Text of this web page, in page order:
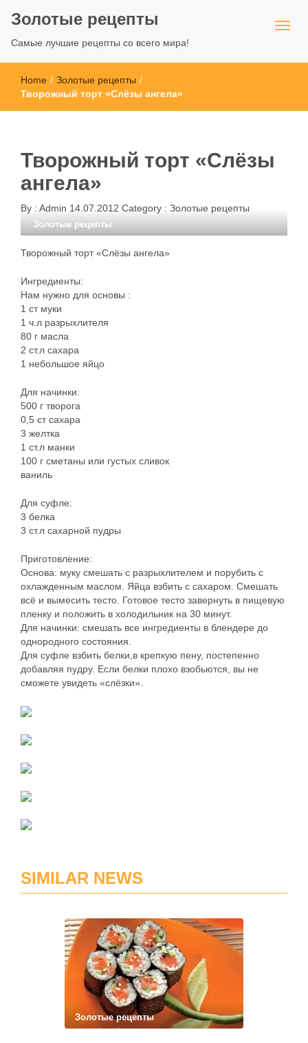
Золотые рецепты
Самые лучшие рецепты со всего мира!
Home / Золотые рецепты /
Творожный торт «Слёзы ангела»
Творожный торт «Слёзы
ангела»
By : Admin 14.07.2012 Category : Золотые рецепты
Золотые рецепты
Творожный торт «Слёзы ангела»
Ингредиенты:
Нам нужно для основы :
1 ст муки
1 ч.л разрыхлителя
80 г масла
2 ст.л сахара
1 небольшое яйцо
Для начинки:
500 г творога
0,5 ст сахара
3 желтка
1 ст.л манки
100 г сметаны или густых сливок
ваниль
Для суфле:
3 белка
3 ст.л сахарной пудры
Приготовление:
Основа: муку смешать с разрыхлителем и порубить с
охлажденным маслом. Яйца взбить с сахаром. Смешать
всё и вымесить тесто. Готовое тесто завернуть в пищевую
пленку и положить в холодильник на 30 минут.
Для начинки: смешать все ингредиенты в блендере до
однородного состояния.
Для суфле взбить белки,в крепкую пену, постепенно
добавляя пудру. Если белки плохо взобьются, вы не
сможете увидеть «слёзки».
SIMILAR NEWS
Золотые рецепты